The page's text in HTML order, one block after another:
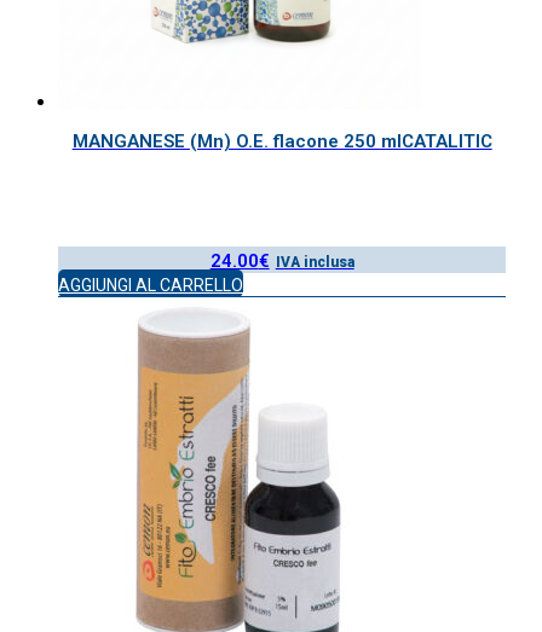
MANGANESE (Mn) O.E. flacone 250 mlCATALITIC
24.00€ IVA inclusa
AGGIUNGI AL CARRELLO